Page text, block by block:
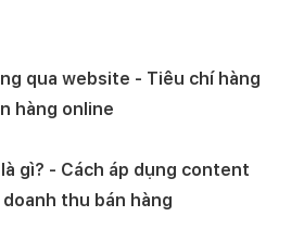
qua website - Tiêu chí hàng
hàng online
gì? - Cách áp dụng content
thu bán hàng